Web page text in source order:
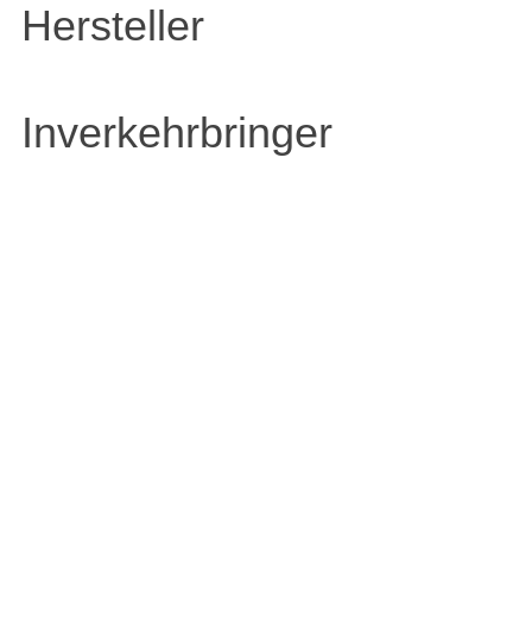
Hersteller
Inverkehrbringer